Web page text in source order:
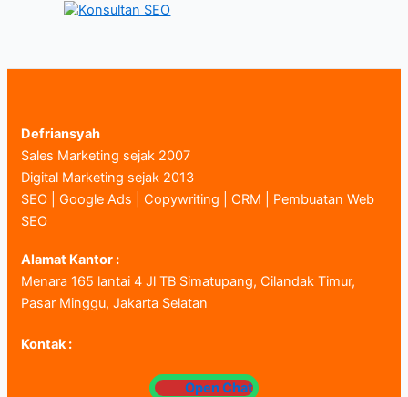
Defriansyah
Sales Marketing sejak 2007
Digital Marketing sejak 2013
SEO | Google Ads | Copywriting | CRM | Pembuatan Web
SEO
Alamat Kantor :
Menara 165 lantai 4 Jl TB Simatupang, Cilandak Timur,
Pasar Minggu, Jakarta Selatan
Kontak :
Open Chat